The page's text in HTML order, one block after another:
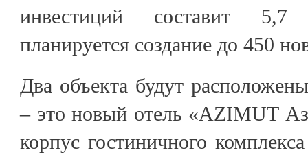
инвестиций составит 5,7
планируется создание до 450
Два объекта будут
– это новый отель «AZIMUT
корпус гостиничного